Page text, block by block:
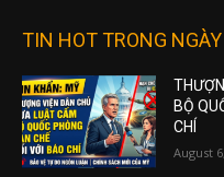
TIN HOT TRONG NGÀY
BỘ
CHÍ
August